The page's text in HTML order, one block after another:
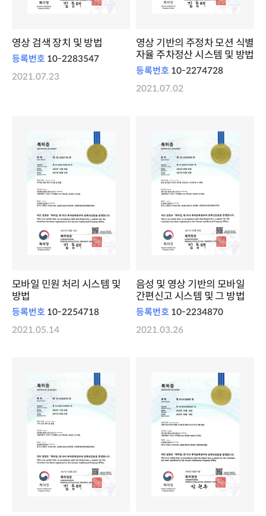
영상 검색 장치 및 방법
등록번호 10-2283547
2021.07.23
영상 기반의 주정차 모션 식별
자율 주차정산 시스템 및 방법
등록번호 10-2274728
2021.07.02
모바일 민원 처리 시스템 및
방법
등록번호 10-2254718
2021.05.14
음성 및 영상 기반의 모바일
간편신고 시스템 및 그 방법
등록번호 10-2234870
2021.03.26